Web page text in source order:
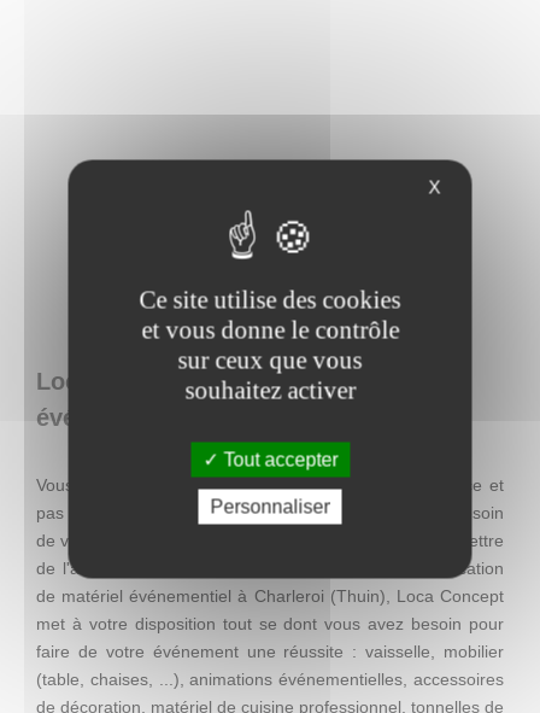
Loca Concept : location de matériel
événementiel en Belgique
Vous recherchez une décoration facile à mettre en place et
pas chère, mais qui se distingue par son originalité ? Besoin
de visibilité pour une action promotionnelle ? Envie de mettre
de l'ambiance lors d'un événement ? Entreprise de location
de matériel événementiel à Charleroi (Thuin), Loca Concept
met à votre disposition tout se dont vous avez besoin pour
faire de votre événement une réussite : vaisselle, mobilier
(table, chaises, ...), animations événementielles, accessoires
de décoration, matériel de cuisine professionnel, tonnelles de
X
Ce site utilise des cookies
et vous donne le contrôle
sur ceux que vous
souhaitez activer
Tout accepter
Personnaliser